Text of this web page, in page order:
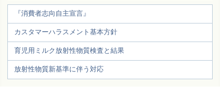
『消費者志向自主宣言』
カスタマーハラスメント基本方針
育児用ミルク放射性物質検査と結果
放射性物質新基準に伴う対応